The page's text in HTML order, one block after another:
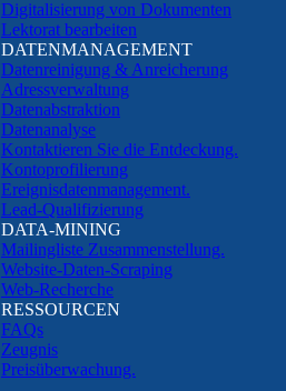
Digitalisierung von Dokumenten
Lektorat bearbeiten
DATENMANAGEMENT
Datenreinigung & Anreicherung
Adressverwaltung
Datenabstraktion
Datenanalyse
Kontaktieren Sie die Entdeckung.
Kontoprofilierung
Ereignisdatenmanagement.
Lead-Qualifizierung
DATA-MINING
Mailingliste Zusammenstellung.
Website-Daten-Scraping
Web-Recherche
RESSOURCEN
FAQs
Zeugnis
Preisüberwachung.